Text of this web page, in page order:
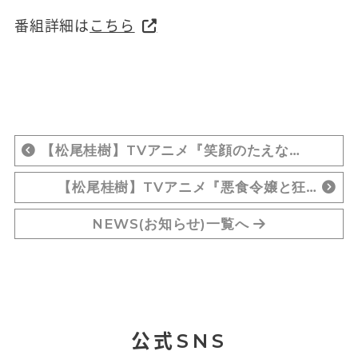
番組詳細はこちら
【松尾桂樹】TVアニメ『笑顔のたえな…
【松尾桂樹】TVアニメ『悪食令嬢と狂…
NEWS(お知らせ)一覧へ
公式SNS